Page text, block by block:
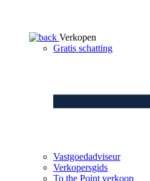
Verkopen
Gratis schatting
Vastgoedadviseur
Verkopersgids
To the Point verkoop